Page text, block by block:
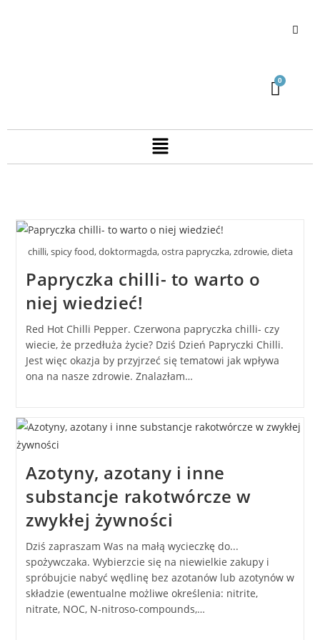
chilli, spicy food, doktormagda, ostra papryczka, zdrowie, dieta
Papryczka chilli- to warto o
niej wiedzieć!
Red Hot Chilli Pepper. Czerwona papryczka chilli- czy
wiecie, że przedłuża życie? Dziś Dzień Papryczki Chilli.
Jest więc okazja by przyjrzeć się tematowi jak wpływa
ona na nasze zdrowie. Znalazłam…
Azotyny, azotany i inne
substancje rakotwórcze w
zwykłej żywności
Dziś zapraszam Was na małą wycieczkę do...
spożywczaka. Wybierzcie się na niewielkie zakupy i
spróbujcie nabyć wędlinę bez azotanów lub azotynów w
składzie (ewentualne możliwe określenia: nitrite,
nitrate, NOC, N-nitroso-compounds,…